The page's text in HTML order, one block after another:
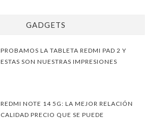
GADGETS
PROBAMOS LA TABLETA REDMI PAD 2 Y
ESTAS SON NUESTRAS IMPRESIONES
REDMI NOTE 14 5G: LA MEJOR RELACIÓN
CALIDAD PRECIO QUE SE PUEDE